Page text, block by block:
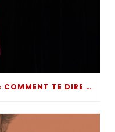
AVIGNON 2024 •OFF 2024• « COMMENT TE DIRE ? » UN MOMENT DE THÉÂTRE INTROSPECTIF BOULEVERSANT… DIRE POUR NE PAS SOMBRER !